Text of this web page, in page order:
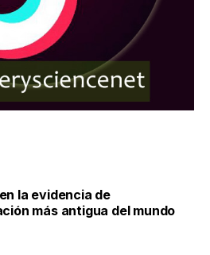
la evidencia de
más antigua del mundo